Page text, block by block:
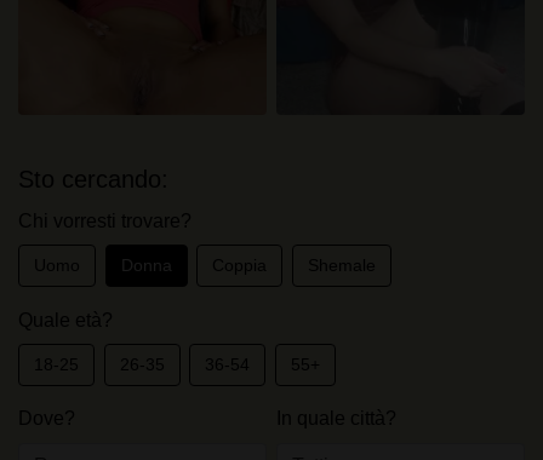
Sto cercando:
Chi vorresti trovare?
Uomo Donna Coppia Shemale
Quale età?
18-25 26-35 36-54 55+
Dove? In quale città?